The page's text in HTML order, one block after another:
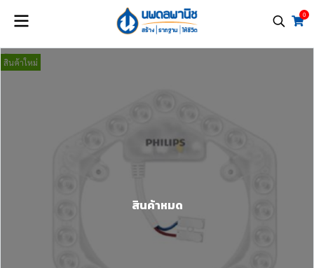
0
สินค้าใหม่
สินค้าหมด